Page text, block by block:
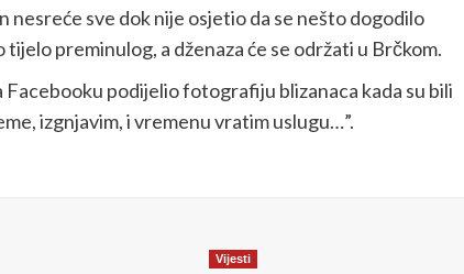
nesreće sve dok nije osjetio da se nešto dogodilo
preminulog, a dženaza će se održati u Brčkom.
podijelio fotografiju blizanaca kada su bili
izgnjavim, i vremenu vratim uslugu…”.
Vijesti